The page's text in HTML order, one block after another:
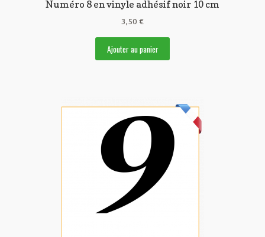
Numéro 8 en vinyle adhésif noir 10 cm
3,50 €
Ajouter au panier